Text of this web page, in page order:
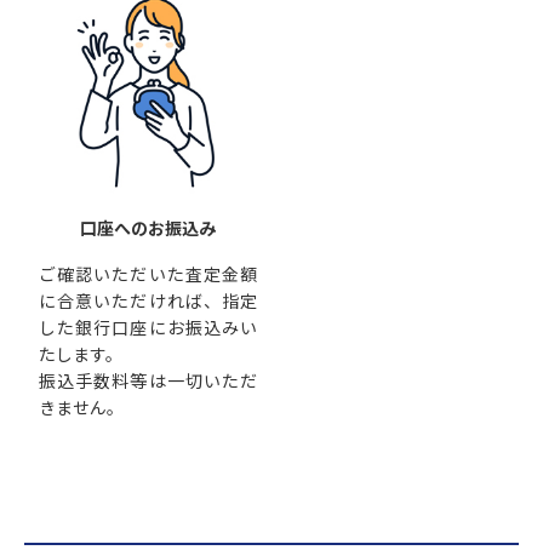
口座へのお振込み
ご確認いただいた査定金額
に合意いただければ、指定
した銀行口座にお振込みい
たします。
振込手数料等は一切いただ
きません。